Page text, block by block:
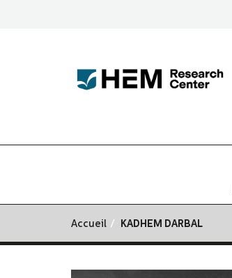
Accueil KADHEM DARBAL